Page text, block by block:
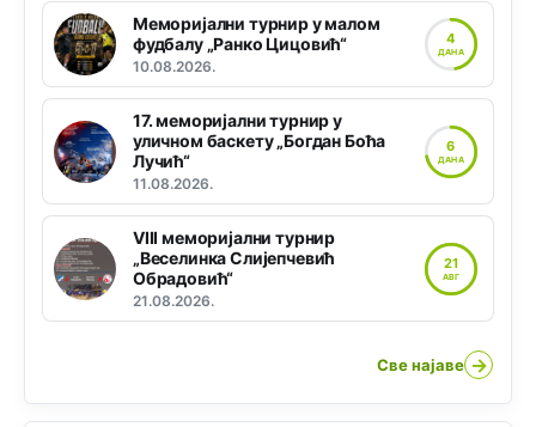
Меморијални турнир у малом
фудбалу „Ранко Цицовић“
10.08.2026.
4
ДАНА
17. меморијални турнир у
уличном баскету „Богдан Боћа
Лучић“
11.08.2026.
6
ДАНА
VIII меморијални турнир
„Веселинка Слијепчевић
Обрадовић“
21.08.2026.
21
АВГ
Све најаве →